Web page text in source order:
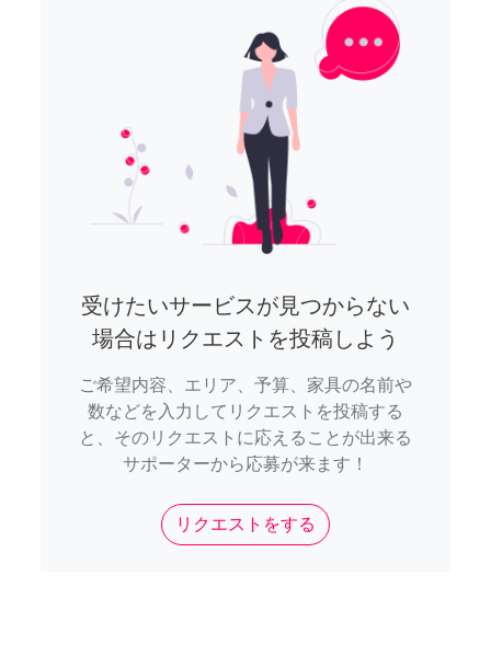
受けたいサービスが見つからない
場合はリクエストを投稿しよう
ご希望内容、エリア、予算、家具の名前や
数などを入力してリクエストを投稿する
と、そのリクエストに応えることが出来る
サポーターから応募が来ます！
リクエストをする